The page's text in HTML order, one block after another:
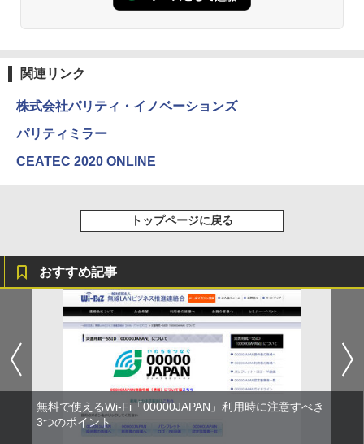
関連リンク
株式会社パリティ・イノベーションズ
パリティミラー
CEATEC 2020 ONLINE
トップページに戻る
おすすめ記事
無料で使えるWi-Fi「00000JAPAN」利用時に注意すべき
3つのポイント